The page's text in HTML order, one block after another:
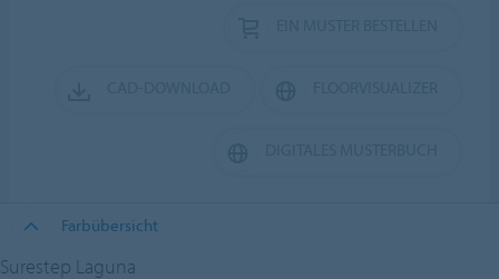
Farbübersicht
Surestep Laguna